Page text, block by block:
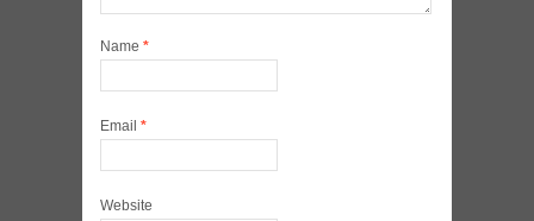
Name *
Email *
Website